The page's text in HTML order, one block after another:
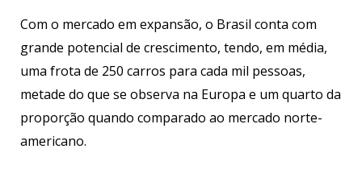
Com o mercado em expansão, o Brasil conta com
grande potencial de crescimento, tendo, em média,
uma frota de 250 carros para cada mil pessoas,
metade do que se observa na Europa e um quarto da
proporção quando comparado ao mercado norte-
americano.